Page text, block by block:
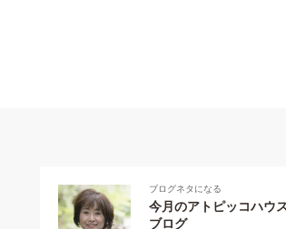
ブログネタになる
今月のアトピッコハウス